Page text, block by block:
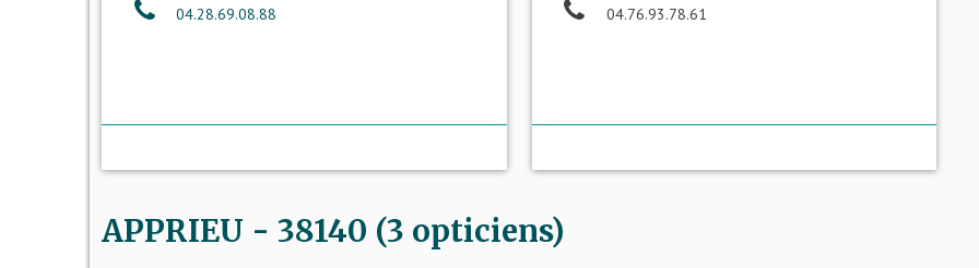
04.28.69.08.88
04.76.93.78.61
APPRIEU - 38140 (3 opticiens)